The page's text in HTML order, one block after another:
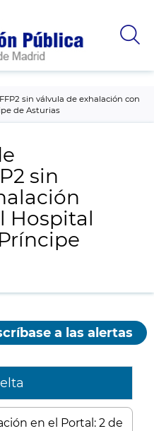
sin válvula de exhalación con
de Asturias
sin
Hospital
a las alertas
en el Portal: 2 de